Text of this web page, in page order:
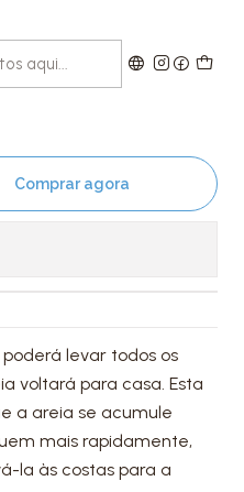
Comprar agora
levar todos os
voltará para casa. Esta
a areia se acumule
mais rapidamente,
la às costas para a